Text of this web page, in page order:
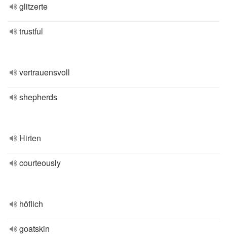
glitzerte
trustful
vertrauensvoll
shepherds
Hirten
courteously
höflich
goatskin